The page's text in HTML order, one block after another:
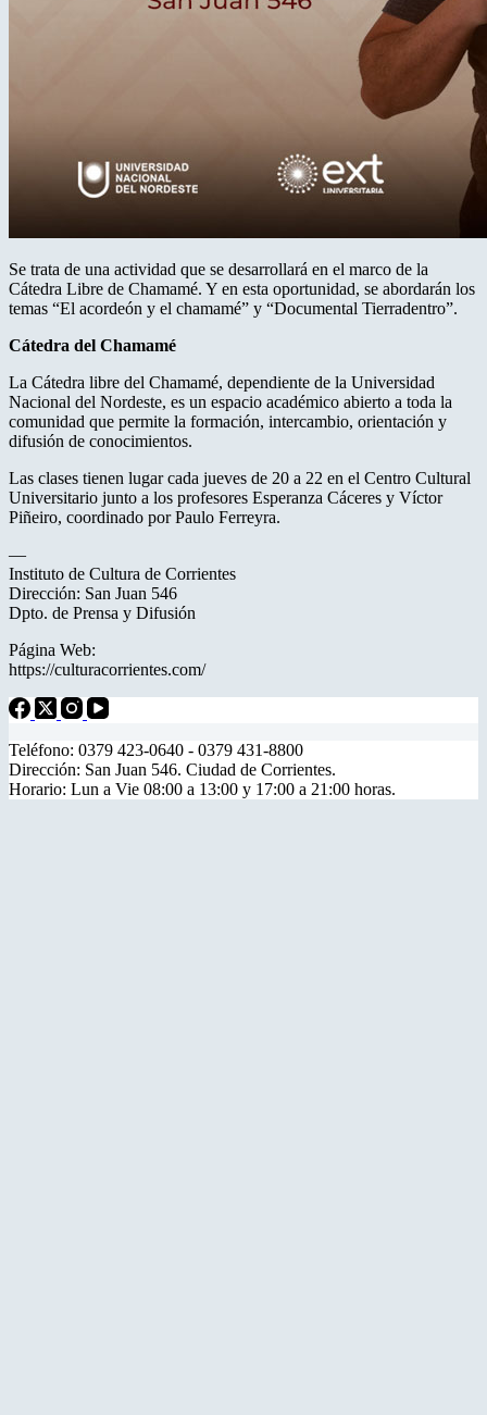
Se trata de una actividad que se desarrollará en el marco de la
Cátedra Libre de Chamamé. Y en esta oportunidad, se abordarán los
temas “El acordeón y el chamamé” y “Documental Tierradentro”.
Cátedra del Chamamé
La Cátedra libre del Chamamé, dependiente de la Universidad
Nacional del Nordeste, es un espacio académico abierto a toda la
comunidad que permite la formación, intercambio, orientación y
difusión de conocimientos.
Las clases tienen lugar cada jueves de 20 a 22 en el Centro Cultural
Universitario junto a los profesores Esperanza Cáceres y Víctor
Piñeiro, coordinado por Paulo Ferreyra.
—
Instituto de Cultura de Corrientes
Dirección: San Juan 546
Dpto. de Prensa y Difusión
Página Web:
https://culturacorrientes.com/
Teléfono: 0379 423-0640 - 0379 431-8800
Dirección: San Juan 546. Ciudad de Corrientes.
Horario: Lun a Vie 08:00 a 13:00 y 17:00 a 21:00 horas.